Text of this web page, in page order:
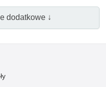
dodatkowe ↓